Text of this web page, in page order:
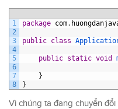
1
2
3
4
5
6
7
8
package com.
public class
public static void
}
}
Vì chúng ta đang chuyển